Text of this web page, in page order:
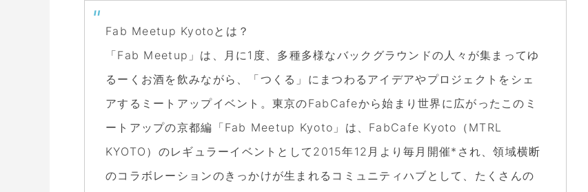
Fab Meetup Kyotoとは？
「Fab Meetup」は、月に1度、多種多様なバックグラウンドの人々が集まってゆ
るーくお酒を飲みながら、「つくる」にまつわるアイデアやプロジェクトをシェ
アするミートアップイベント。東京のFabCafeから始まり世界に広がったこのミ
ートアップの京都編「Fab Meetup Kyoto」は、FabCafe Kyoto（MTRL
KYOTO）のレギュラーイベントとして2015年12月より毎月開催*され、領域横断
のコラボレーションのきっかけが生まれるコミュニティハブとして、たくさんの